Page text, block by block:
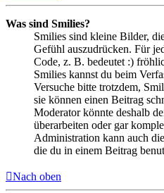
Was sind Smilies?
Smilies sind kleine Bilder,
Gefühl auszudrücken. Für
Code, z. B. bedeutet :)
Smilies kannst du beim
Versuche bitte trotzdem,
sie können einen Beitrag
Moderator könnte deshalb
überarbeiten oder gar
Administration kann auch
die du in einem Beitrag
Nach oben